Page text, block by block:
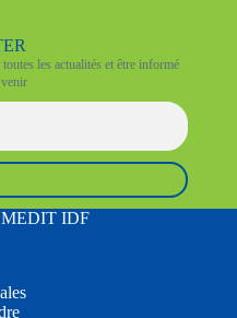
les actualités et être informé
venir
IDF